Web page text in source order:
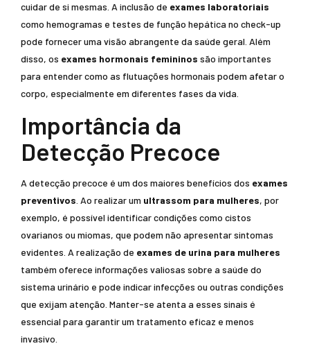
cuidar de si mesmas. A inclusão de exames laboratoriais
como hemogramas e testes de função hepática no check-up
pode fornecer uma visão abrangente da saúde geral. Além
disso, os exames hormonais femininos são importantes
para entender como as flutuações hormonais podem afetar o
corpo, especialmente em diferentes fases da vida.
Importância da
Detecção Precoce
A detecção precoce é um dos maiores benefícios dos exames
preventivos . Ao realizar um ultrassom para mulheres, por
exemplo, é possível identificar condições como cistos
ovarianos ou miomas, que podem não apresentar sintomas
evidentes. A realização de exames de urina para mulheres
também oferece informações valiosas sobre a saúde do
sistema urinário e pode indicar infecções ou outras condições
que exijam atenção. Manter-se atenta a esses sinais é
essencial para garantir um tratamento eficaz e menos
invasivo.